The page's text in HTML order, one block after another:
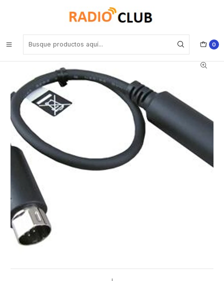
0
Accesorios Equipos Móviles
Yaesu CT-164 Cable de datos, mini-DIN de 10 pines a mini-DIN de 6
pines, para FT-400DR/FT-100DR/FTM-200DR/FTM-300DR/FTM-